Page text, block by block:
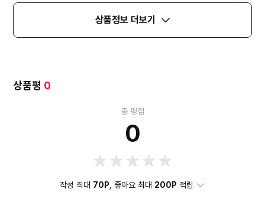
상품정보 더보기
상품평 0
총 평점
0
작성 최대 70P , 좋아요 최대 200P 적립